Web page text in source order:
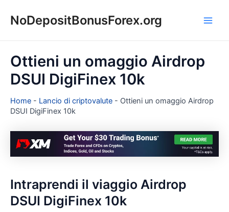
NoDepositBonusForex.org
Ottieni un omaggio Airdrop
DSUI DigiFinex 10k
Home - Lancio di criptovalute - Ottieni un omaggio Airdrop
DSUI DigiFinex 10k
Intraprendi il viaggio Airdrop
DSUI DigiFinex 10k